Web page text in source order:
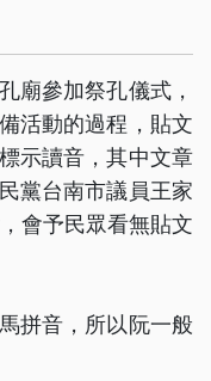
廟參加祭孔儀式，
活動的過程，貼文
示讀音，其中文章
黨台南市議員王家
會予民眾看無貼文
拼音，所以阮一般